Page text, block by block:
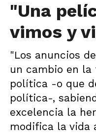
"Una
vimos y
"Los anuncios
un cambio en
política -o que
política-,
excelencia la
modifica la vida